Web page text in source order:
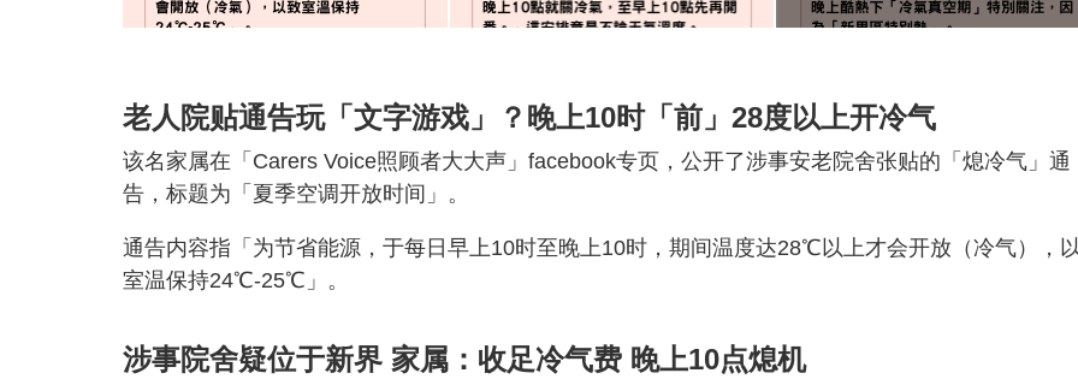
老人院贴通告玩「文字游戏」？晚上10时「前」28度以上开冷气
该名家属在「Carers Voice照顾者大大声」facebook专页，公开了涉事安老院舍张贴的「熄冷气」通
告，标题为「夏季空调开放时间」。
通告内容指「为节省能源，于每日早上10时至晚上10时，期间温度达28℃以上才会开放（冷气），
室温保持24℃-25℃」。
涉事院舍疑位于新界 家属：收足冷气费 晚上10点熄机